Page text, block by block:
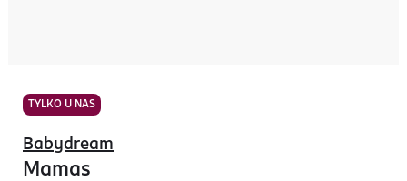
TYLKO U NAS
Babydream
Mamas